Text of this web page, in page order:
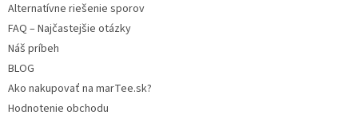
Alternatívne riešenie sporov
FAQ – Najčastejšie otázky
Náš príbeh
BLOG
Ako nakupovať na marTee.sk?
Hodnotenie obchodu